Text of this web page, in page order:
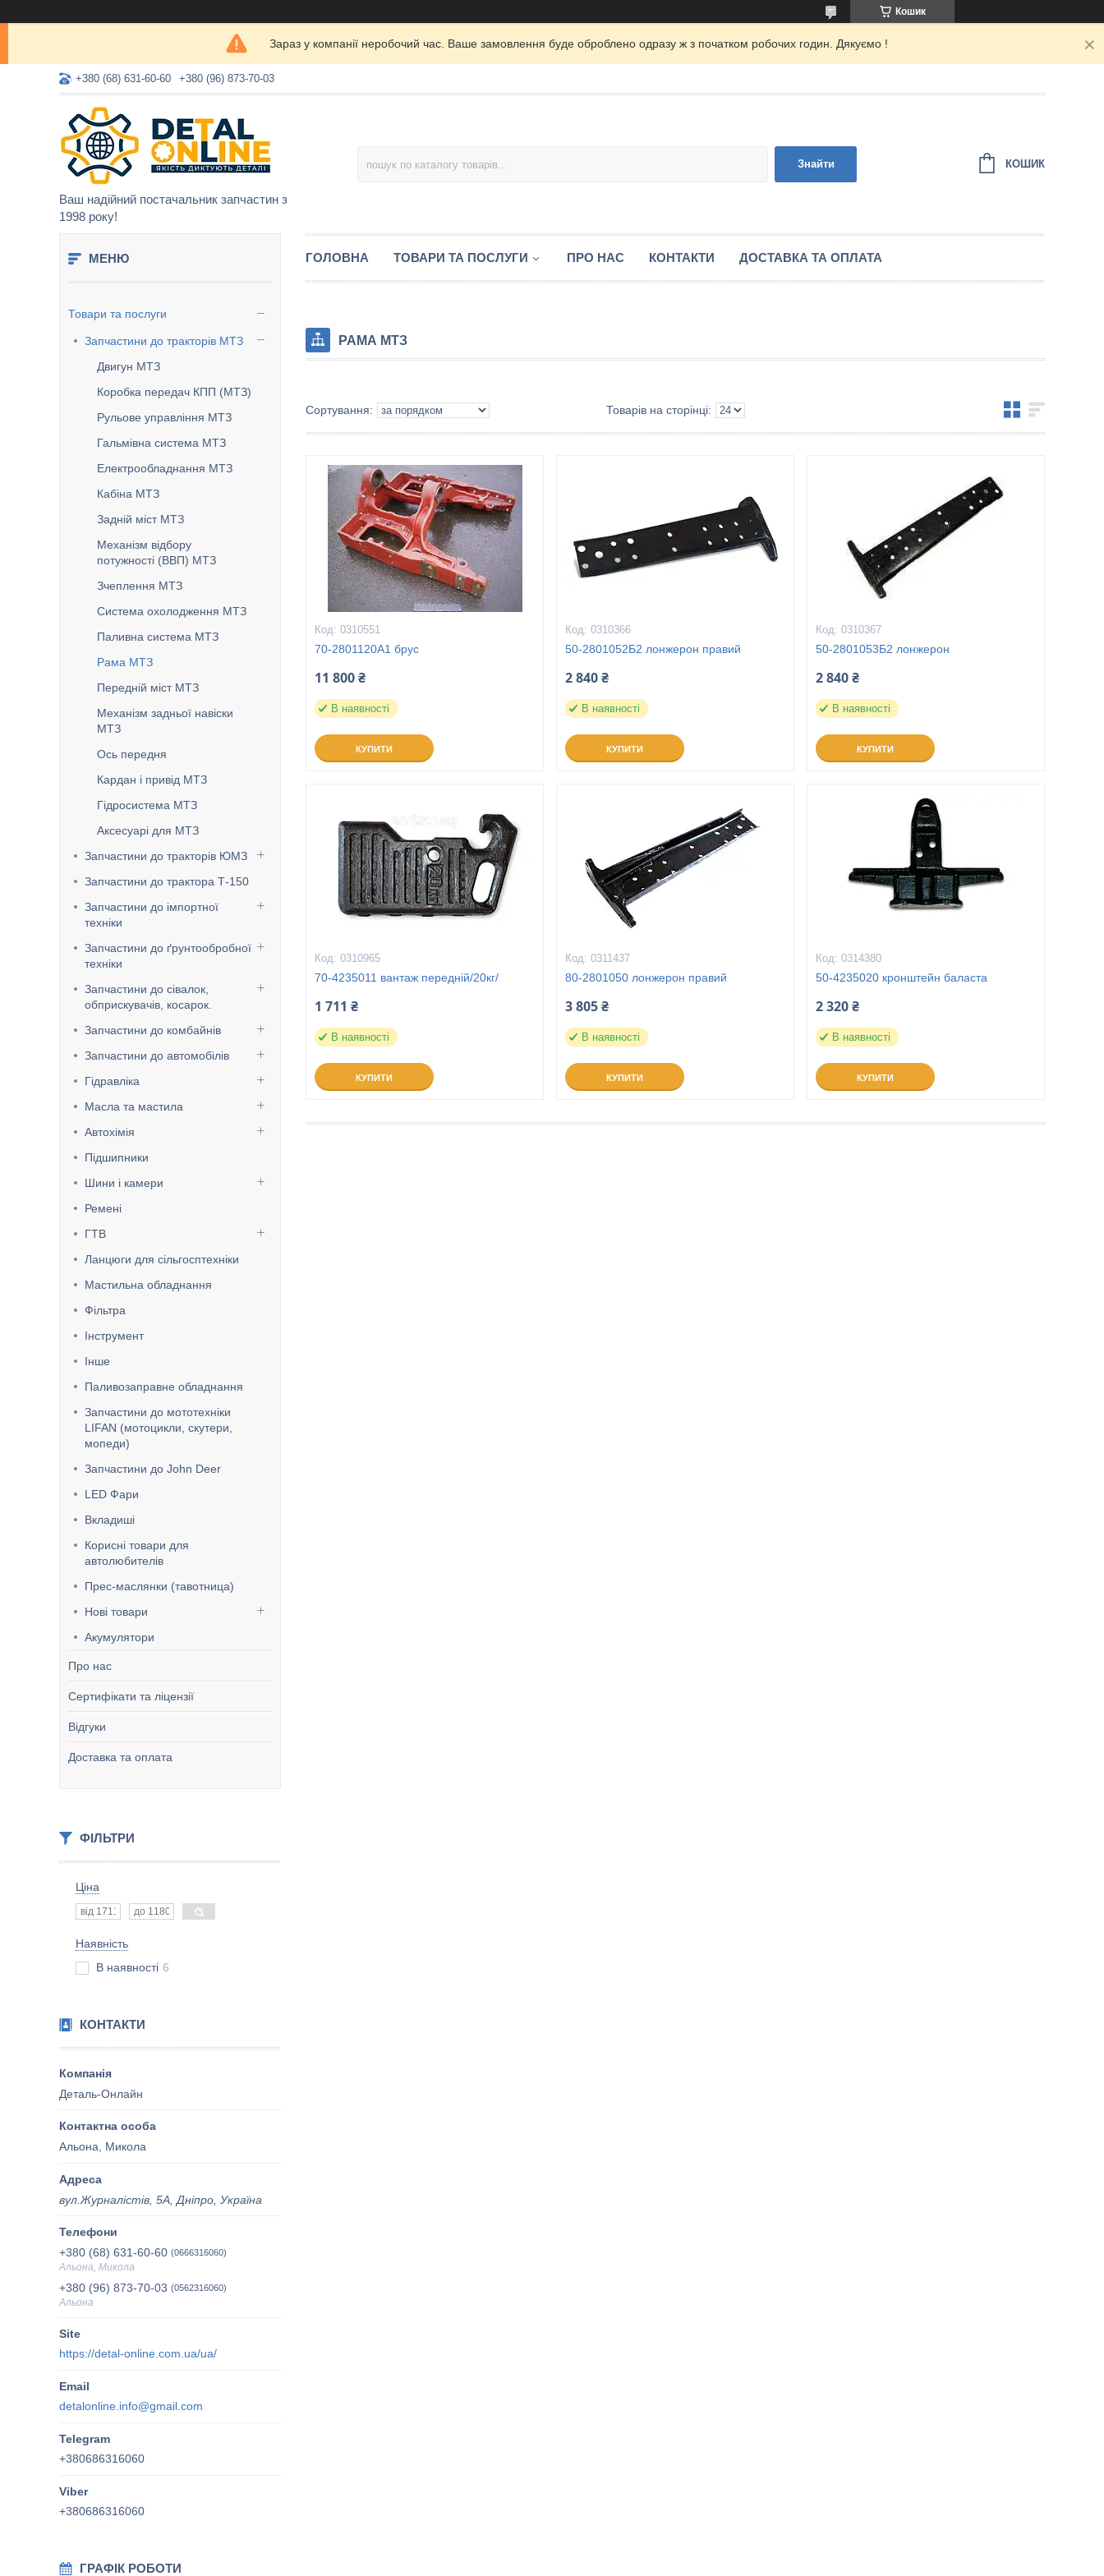
Кошик
Зараз у компанії неробочий час. Ваше замовлення буде оброблено одразу ж з початком робочих годин. Дякуємо !
+380 (68) 631-60-60 +380 (96) 873-70-03
Ваш надійний постачальник запчастин з
1998 року!
Знайти КОШИК
Товари та послуги
Запчастини до тракторів МТЗ
Двигун МТЗ
Коробка передач КПП (МТЗ)
Рульове управління МТЗ
Гальмівна система МТЗ
Електрообладнання МТЗ
Кабіна МТЗ
Задній міст МТЗ
Механізм відбору
потужності (ВВП) МТЗ
Зчеплення МТЗ
Система охолодження МТЗ
Паливна система МТЗ
Рама МТЗ
Передній міст МТЗ
Механізм задньої навіски
МТЗ
Ось передня
Кардан і привід МТЗ
Гідросистема МТЗ
Аксесуарі для МТЗ
Запчастини до тракторів ЮМЗ
Запчастини до трактора Т-150
Запчастини до імпортної
техніки
Запчастини до ґрунтообробної
техніки
Запчастини до сівалок,
обприскувачів, косарок.
Запчастини до комбайнів
Запчастини до автомобілів
Гідравліка
Масла та мастила
Автохімія
Підшипники
Шини і камери
Ремені
ГТВ
Ланцюги для сільгосптехніки
Мастильна обладнання
Фільтра
Інструмент
Інше
Паливозаправне обладнання
Запчастини до мототехніки
LIFAN (мотоцикли, скутери,
мопеди)
Запчастини до John Deer
LED Фари
Вкладиші
Корисні товари для
автолюбителів
Прес-маслянки (тавотница)
Нові товари
Акумулятори
Про нас
Сертифікати та ліцензії
Відгуки
Доставка та оплата
ФІЛЬТРИ
Ціна
Наявність
В наявності 6
КОНТАКТИ
Деталь-Онлайн
Альона, Микола
вул.Журналістів, 5А, Дніпро, Україна
+380 (68) 631-60-60 0666316060
Альона, Микола
+380 (96) 873-70-03 0562316060
Альона
https://detal-online.com.ua/ua/
detalonline.info@gmail.com
+380686316060
+380686316060
ГРАФІК РОБОТИ
ГОЛОВНА ТОВАРИ ТА ПОСЛУГИ ПРО НАС КОНТАКТИ ДОСТАВКА ТА ОПЛАТА
РАМА МТЗ
0310551
70-2801120А1 брус
11 800 ₴
В наявності
КУПИТИ
0310366
50-2801052Б2 лонжерон правий
2 840 ₴
В наявності
КУПИТИ
0310367
50-2801053Б2 лонжерон
2 840 ₴
В наявності
КУПИТИ
0310965
70-4235011 вантаж передній/20кг/
1 711 ₴
В наявності
КУПИТИ
0311437
80-2801050 лонжерон правий
3 805 ₴
В наявності
КУПИТИ
0314380
50-4235020 кронштейн баласта
2 320 ₴
В наявності
КУПИТИ